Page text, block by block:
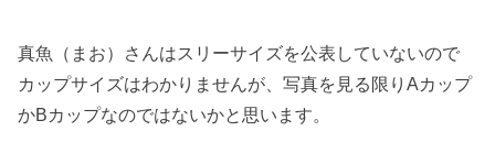
真魚（まお）さんはスリーサイズを公表していないので
カップサイズはわかりませんが、写真を見る限りAカップ
かBカップなのではないかと思います。